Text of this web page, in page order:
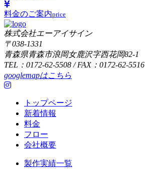
料金のご案内price
株式会社エーアイサイン
〒038-1331
青森県青森市浪岡女鹿沢字西花岡82-1
TEL：0172-62-5508 / FAX：0172-62-5516
googlemapはこちら
トップページ
新着情報
料金
フロー
会社概要
製作実績一覧